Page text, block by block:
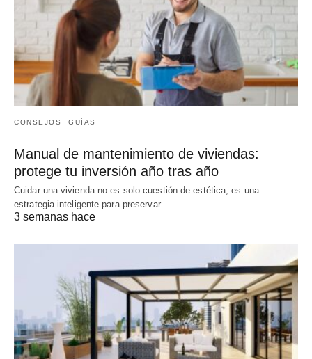
CONSEJOS GUÍAS
Manual de mantenimiento de viviendas:
protege tu inversión año tras año
Cuidar una vivienda no es solo cuestión de estética; es una
estrategia inteligente para preservar…
3 semanas hace